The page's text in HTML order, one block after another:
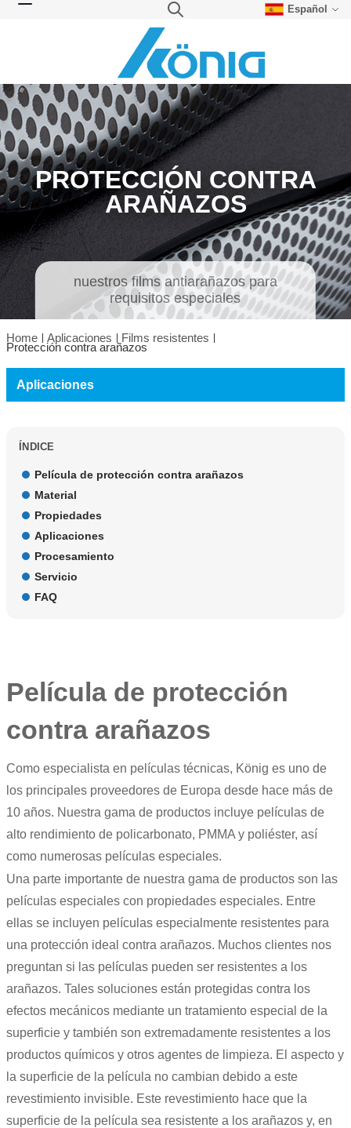
Español
PROTECCIÓN CONTRA
ARAÑAZOS
nuestros films antiarañazos para
requisitos especiales
Home Aplicaciones Films resistentes
Protección contra arañazos
Aplicaciones
ÍNDICE
Película de protección contra arañazos
Material
Propiedades
Aplicaciones
Procesamiento
Servicio
FAQ
Película de protección
contra arañazos
Como especialista en películas técnicas, König es uno de
los principales proveedores de Europa desde hace más de
10 años. Nuestra gama de productos incluye películas de
alto rendimiento de policarbonato, PMMA y poliéster, así
como numerosas películas especiales.
Una parte importante de nuestra gama de productos son las
películas especiales con propiedades especiales. Entre
ellas se incluyen películas especialmente resistentes para
una protección ideal contra arañazos. Muchos clientes nos
preguntan si las películas pueden ser resistentes a los
arañazos. Tales soluciones están protegidas contra los
efectos mecánicos mediante un tratamiento especial de la
superficie y también son extremadamente resistentes a los
productos químicos y otros agentes de limpieza. El aspecto y
la superficie de la película no cambian debido a este
revestimiento invisible. Este revestimiento hace que la
superficie de la película sea resistente a los arañazos y, en